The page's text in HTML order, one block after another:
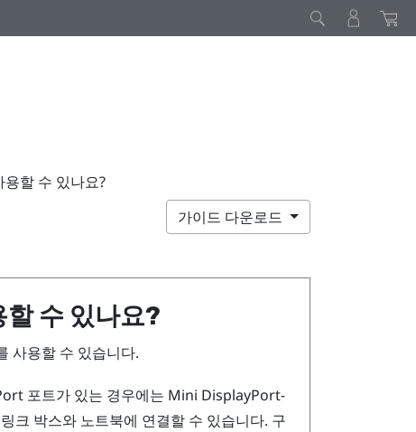
할 수 있나요?
가이드 다운로드
할 수 있나요?
사용할 수 있습니다.
포트가 있는 경우에는 Mini DisplayPort-
크 박스와 노트북에 연결할 수 있습니다. 구